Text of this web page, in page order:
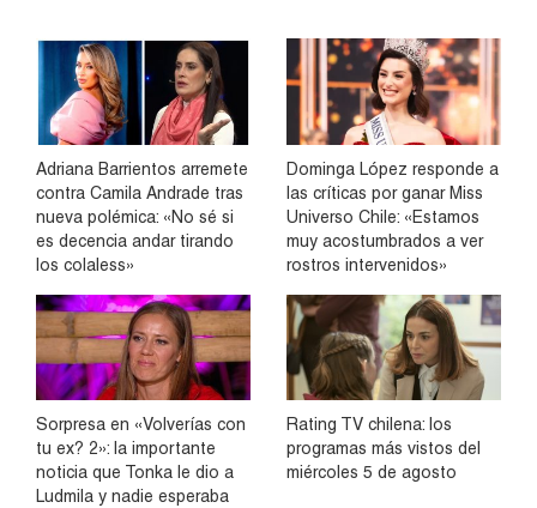
Adriana Barrientos arremete
contra Camila Andrade tras
nueva polémica: «No sé si
es decencia andar tirando
los colaless»
Dominga López responde a
las críticas por ganar Miss
Universo Chile: «Estamos
muy acostumbrados a ver
rostros intervenidos»
Sorpresa en «Volverías con
tu ex? 2»: la importante
noticia que Tonka le dio a
Ludmila y nadie esperaba
Rating TV chilena: los
programas más vistos del
miércoles 5 de agosto